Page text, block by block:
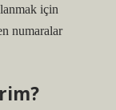
için
numaralar